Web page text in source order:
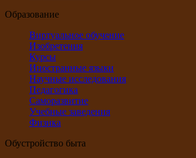
Образование
Виртуальное обучение
Изобретения
Курсы
Иностранные языки
Научные исследования
Педагогика
Саморазвитие
Учебные заведения
Физика
Обустройство быта